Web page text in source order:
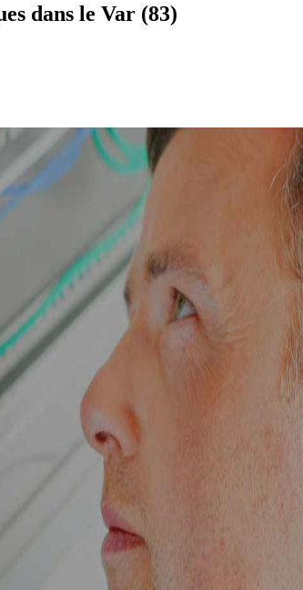
dans le Var (83)